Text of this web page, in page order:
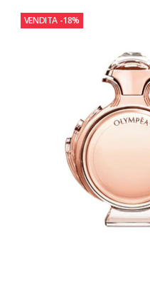
VENDITA -18%